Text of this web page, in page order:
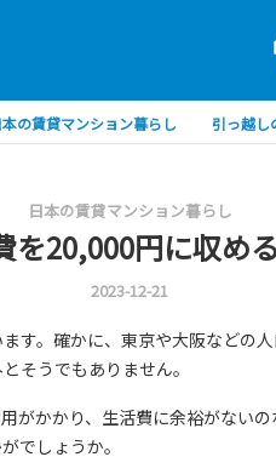
本の賃貸マンション暮らし 引っ越し
日本の賃貸マンション暮らし
を20,000円に収め
2023-12-21
す。確かに、東京や大阪などの
そうでもありません。
がかかり、生活費に余裕がないの
でしょうか。